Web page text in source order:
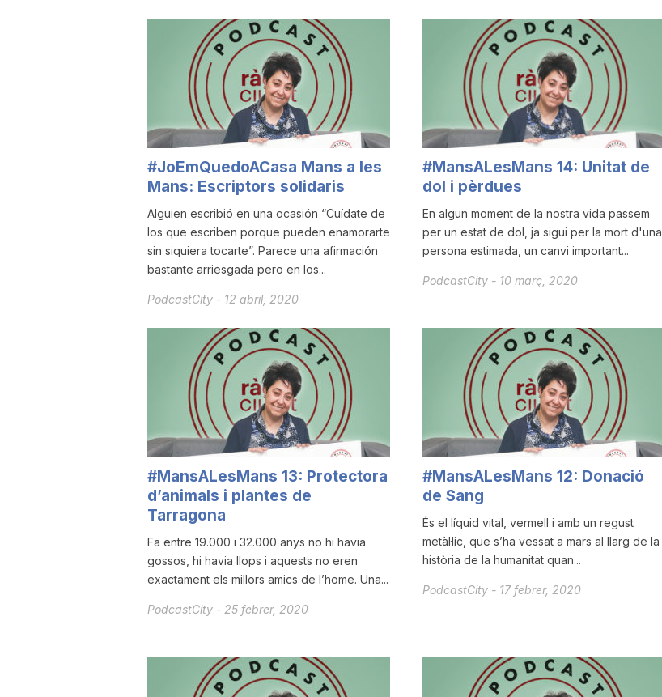
u
t
a
t
d
T
a
r
a
#JoEmQuedoACasa Mans a les
Mans: Escriptors solidaris
Alguien escribió en una ocasión “Cuídate de
los que escriben porque pueden enamorarte
sin siquiera tocarte”. Parece una afirmación
bastante arriesgada pero en los...
PodcastCity - 12 abril, 2020
#MansALesMans 14: Unitat de
dol i pèrdues
En algun moment de la nostra vida passem
per un estat de dol, ja sigui per la mort d'una
persona estimada, un canvi important...
PodcastCity - 10 març, 2020
#MansALesMans 13: Protectora
d’animals i plantes de
Tarragona
Fa entre 19.000 i 32.000 anys no hi havia
gossos, hi havia llops i aquests no eren
exactament els millors amics de l’home. Una...
PodcastCity - 25 febrer, 2020
#MansALesMans 12: Donació
de Sang
És el líquid vital, vermell i amb un regust
metàl·lic, que s’ha vessat a mars al llarg de la
història de la humanitat quan...
PodcastCity - 17 febrer, 2020